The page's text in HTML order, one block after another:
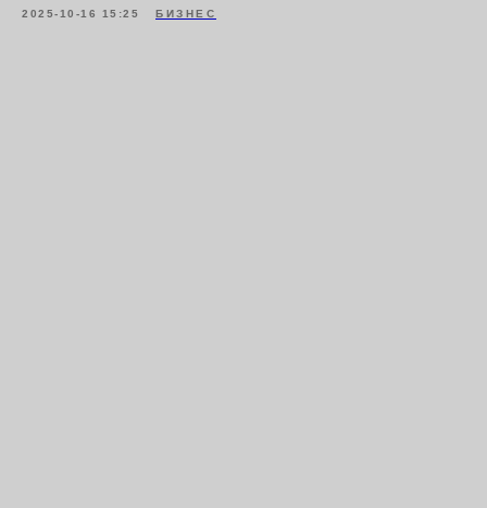
Получить предложение
2025-10-16 15:25 БИЗНЕС